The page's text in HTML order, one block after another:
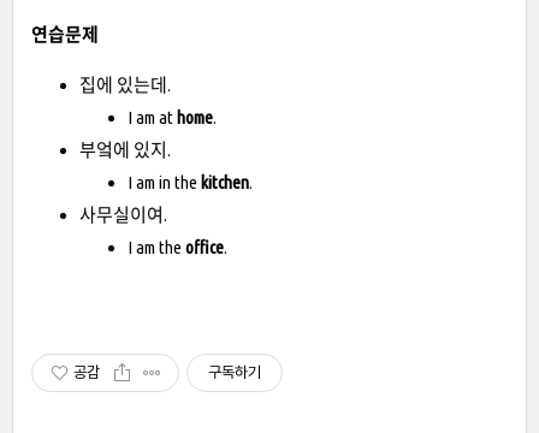
연습문제
집에 있는데.
I am at home.
부엌에 있지.
I am in the kitchen.
사무실이여.
I am the office.
공감 구독하기